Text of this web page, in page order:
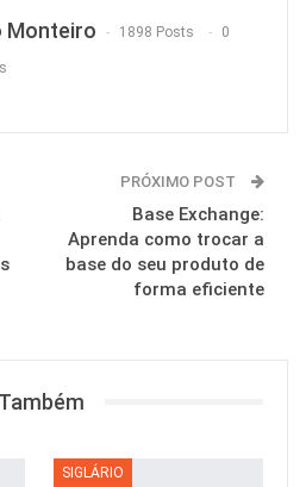
Monteiro 1898 Posts 0
PRÓXIMO POST
Base Exchange:
Aprenda como trocar a
base do seu produto de
forma eficiente
SIGLÁRIO